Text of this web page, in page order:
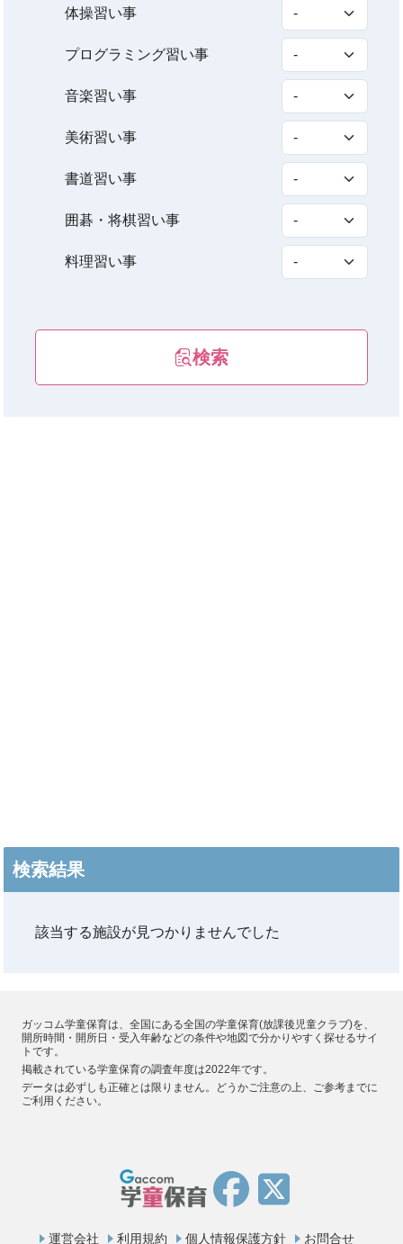
体操習い事
プログラミング習い事
音楽習い事
美術習い事
書道習い事
囲碁・将棋習い事
料理習い事
検索
検索結果
該当する施設が見つかりませんでした
ガッコム学童保育は、全国にある全国の学童保育(放課後児童クラブ)を、
開所時間・開所日・受入年齢などの条件や地図で分かりやすく探せるサイ
トです。
掲載されている学童保育の調査年度は2022年です。
データは必ずしも正確とは限りません。どうかご注意の上、ご参考までに
ご利用ください。
運営会社 利用規約 個人情報保護方針 お問合せ